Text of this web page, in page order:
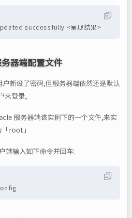
successfully <呈现结果>
器端配置文件
新设了密码,但服务器端依然还是默认
来登录,
服务器端该实例下的一个文件,来实
root」
端输入如下命令并回车: